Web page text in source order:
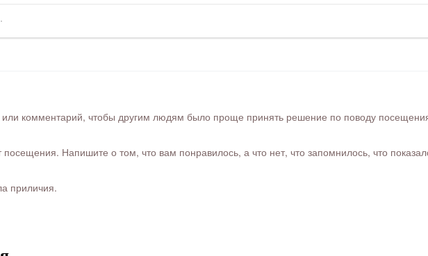
комментарий, чтобы другим людям было проще принять решение по поводу
Напишите о том, что вам понравилось, а что нет, что запомнилось, что
приличия.